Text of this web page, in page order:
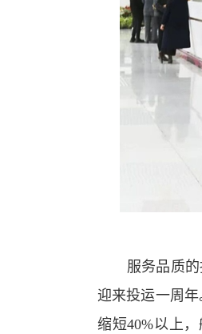
服务品质
迎来投运一周年
缩短40%以上